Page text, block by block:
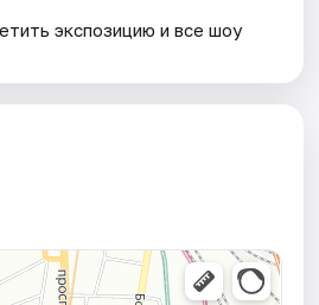
экспозицию и все шоу